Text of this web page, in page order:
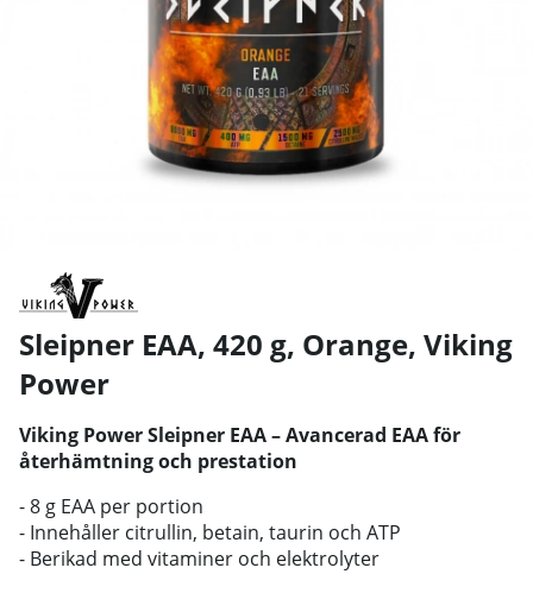
Sleipner EAA, 420 g, Orange, Viking
Power
Viking Power Sleipner EAA – Avancerad EAA för
återhämtning och prestation
- 8 g EAA per portion
- Innehåller citrullin, betain, taurin och ATP
- Berikad med vitaminer och elektrolyter